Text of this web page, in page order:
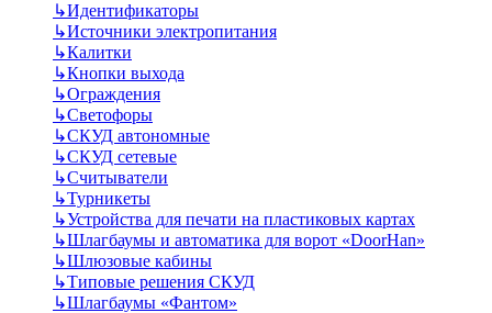
↳Идентификаторы
↳Источники электропитания
↳Калитки
↳Кнопки выхода
↳Ограждения
↳Светофоры
↳СКУД автономные
↳СКУД сетевые
↳Считыватели
↳Турникеты
↳Устройства для печати на пластиковых картах
↳Шлагбаумы и автоматика для ворот «DoorHan»
↳Шлюзовые кабины
↳Типовые решения СКУД
↳Шлагбаумы «Фантом»